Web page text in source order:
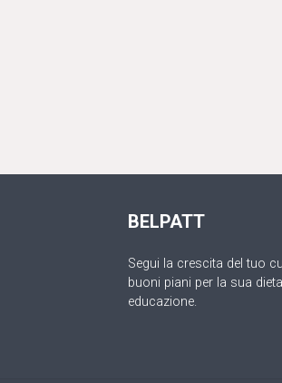
BELPATT
Segui la crescita del tuo
buoni piani per la sua
educazione.